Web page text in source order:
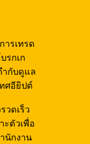
ารเทรด
รกเก
ำกับดูแล
ศอียิปต์
วดเร็ว
ตัวเพื่อ
นักงาน